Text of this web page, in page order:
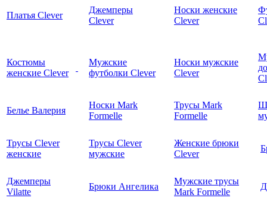
Платья Clever
Джемперы
Clever
Носки женские
Clever
Костюмы
женские Clever
Мужские
футболки Clever
Носки мужские
Clever
Белье Валерия
Носки Mark
Formelle
Трусы Mark
Formelle
Трусы Clever
женские
Трусы Clever
мужские
Женские брюки
Clever
Джемперы
Vilatte
Брюки Ангелика
Мужские трусы
Mark Formelle